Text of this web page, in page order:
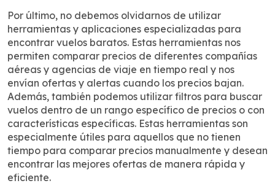
Por último, no debemos olvidarnos de utilizar
herramientas y aplicaciones especializadas para
encontrar vuelos baratos. Estas herramientas nos
permiten comparar precios de diferentes compañías
aéreas y agencias de viaje en tiempo real y nos
envían ofertas y alertas cuando los precios bajan.
Además, también podemos utilizar filtros para buscar
vuelos dentro de un rango específico de precios o con
características específicas. Estas herramientas son
especialmente útiles para aquellos que no tienen
tiempo para comparar precios manualmente y desean
encontrar las mejores ofertas de manera rápida y
eficiente.